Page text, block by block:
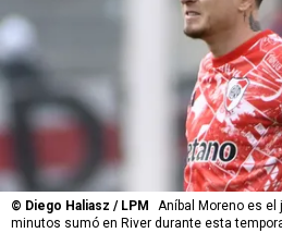
© Diego Haliasz / LPM
Aníbal Moreno es
minutos sumó en River durante esta